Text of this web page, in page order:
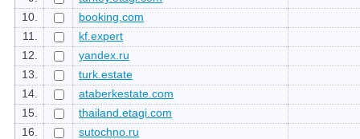
10.
booking.com
11.
kf.expert
12.
yandex.ru
13.
turk.estate
14.
ataberkestate.com
15.
thailand.etagi.com
16.
sutochno.ru